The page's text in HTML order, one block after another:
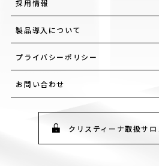
採用情報
製品導入について
プライバシーポリシー
お問い合わせ
クリスティーナ取扱サ